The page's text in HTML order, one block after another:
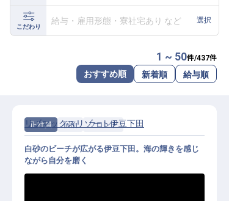
ホテル・宿泊業界情報コラム
転職サポートに申し込む
こだわり
給与・雇用形態・寮社宅あり など 選択
1 ~ 50件/437件
おすすめ順 新着順 給与順
正社員 宿泊 フロント
リブマックスリゾート伊豆下田
白砂のビーチが広がる伊豆下田。海の輝きを感じ
ながら自分を磨く